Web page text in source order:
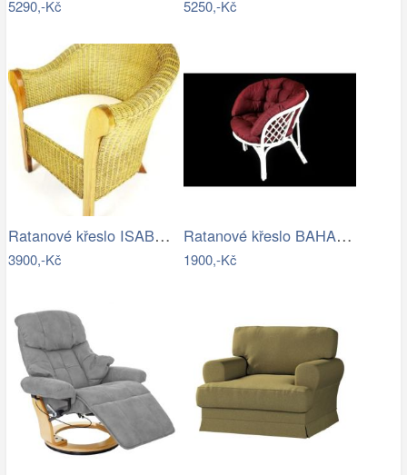
5290,-Kč 5250,-Kč
Ratanové křeslo ISABEL - světlý med
3900,-Kč
Ratanové křeslo BAHAMA - bílý ratan -…
1900,-Kč